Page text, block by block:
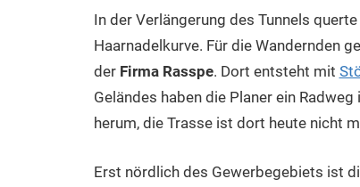
In der Verlängerung des Tunnels
Haarnadelkurve. Für die Wandernden
der Firma Rasspe. Dort entsteht mit
Geländes haben die Planer ein
herum, die Trasse ist dort heute nicht
Erst nördlich des Gewerbegebiets ist